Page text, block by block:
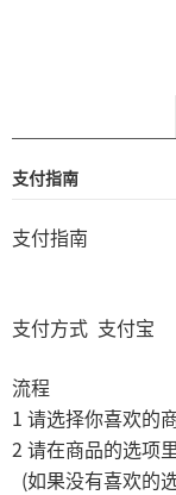
支付指南
支付指南
支付方式 支付宝
流程
1 请选择你喜欢的
2 请在商品的选项
(如果没有喜欢的